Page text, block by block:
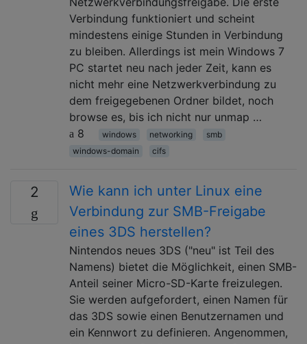
Verbindung funktioniert und scheint
mindestens einige Stunden in Verbindung
zu bleiben. Allerdings ist mein Windows 7
PC startet neu nach jeder Zeit, kann es
nicht mehr eine Netzwerkverbindung zu
dem freigegebenen Ordner bildet, noch
browse es, bis ich nicht nur unmap …
8
windows networking
smb
windows-domain
cifs
2
Wie kann ich unter Linux eine
Verbindung zur SMB-Freigabe
eines 3DS herstellen?
Nintendos neues 3DS ("neu" ist Teil des
Namens) bietet die Möglichkeit, einen SMB-
Anteil seiner Micro-SD-Karte freizulegen.
Sie werden aufgefordert, einen Namen für
das 3DS sowie einen Benutzernamen und
ein Kennwort zu definieren. Angenommen,